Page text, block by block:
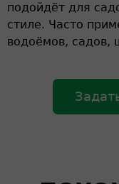
подойдёт для
стиле. Часто
водоёмов, садов,